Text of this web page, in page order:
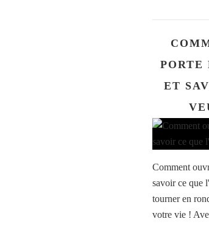
PORTE
ET
Comment
savoir ce que
tourner en
votre vie !